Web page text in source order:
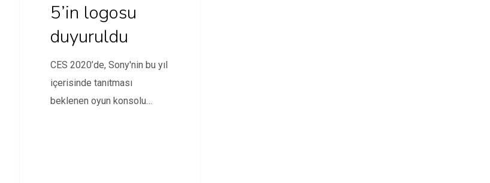
5’in logosu
duyuruldu
CES 2020’de, Sony'nin bu yıl
içerisinde tanıtması
beklenen oyun konsolu